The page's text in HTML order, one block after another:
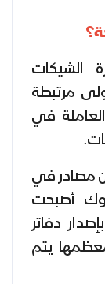
الشيكات
مرتبطة
في
مصادر في
أصبحت
دفاتر
يتم